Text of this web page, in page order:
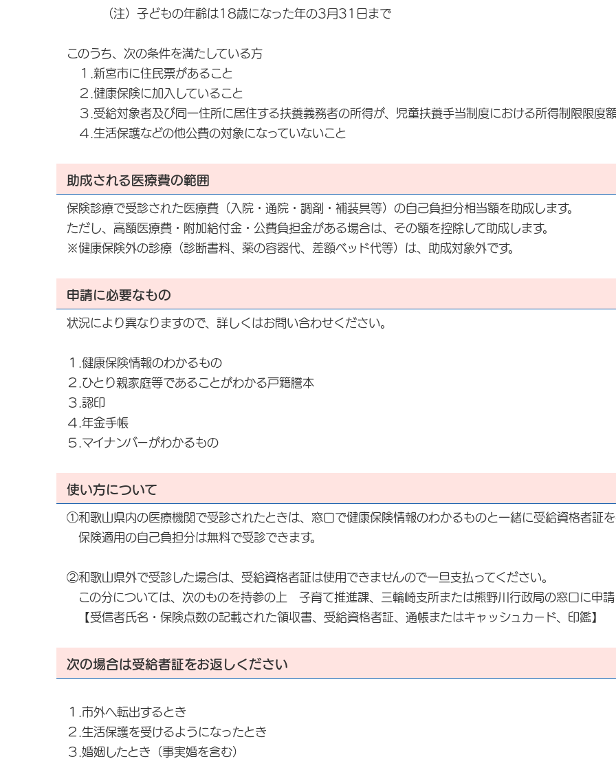
（注）子どもの年齢は18歳になった年の3月31日まで
このうち、次の条件を満たしている方
１.新宮市に住民票があること
２.健康保険に加入していること
３.受給対象者及び同一住所に居住する扶養義務者の所得が、児童扶養手当制度における所得制限限度
４.生活保護などの他公費の対象になっていないこと
助成される医療費の範囲
保険診療で受診された医療費（入院・通院・調剤・補装具等）の自己負担分相当額を助成します。
ただし、高額医療費・附加給付金・公費負担金がある場合は、その額を控除して助成します。
※健康保険外の診療（診断書料、薬の容器代、差額ベッド代等）は、助成対象外です。
申請に必要なもの
状況により異なりますので、詳しくはお問い合わせください。
１.健康保険情報のわかるもの
２.ひとり親家庭等であることがわかる戸籍謄本
３.認印
４.年金手帳
５.マイナンバーがわかるもの
使い方について
①和歌山県内の医療機関で受診されたときは、窓口で健康保険情報のわかるものと一緒に受給資格者証を
保険適用の自己負担分は無料で受診できます。
②和歌山県外で受診した場合は、受給資格者証は使用できませんので一旦支払ってください。
この分については、次のものを持参の上 子育て推進課、三輪崎支所または熊野川行政局の窓口に申請
【受信者氏名・保険点数の記載された領収書、受給資格者証、通帳またはキャッシュカード、印鑑】
次の場合は受給者証をお返しください
１.市外へ転出するとき
２.生活保護を受けるようになったとき
３.婚姻したとき（事実婚を含む）